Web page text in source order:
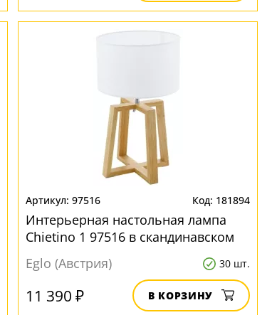
97516 181894
Интерьерная настольная лампа
Chietino 1 97516 в скандинавском
стиле
Eglo (Австрия) 30 шт.
11 390 ₽ В КОРЗИНУ